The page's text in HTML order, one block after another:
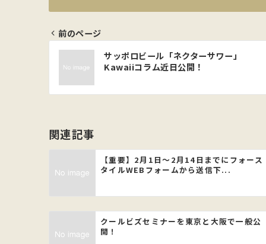
投
ビ
ー
前のページ
サッポロビール「ネクターサワー」
Kawaiiコラム近日公開！
関連記事
【重要】2月1日〜2月14日までにフォース
タイルWEBフォームから送信下...
クールビズセミナーを東京と大阪で一般公
開！